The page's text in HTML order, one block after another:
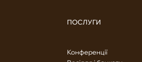
ПОСЛУГИ
Конференції